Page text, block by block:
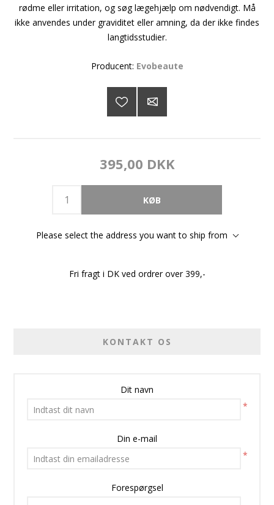
rødme eller irritation, og søg lægehjælp om nødvendigt. Må
ikke anvendes under graviditet eller amning, da der ikke findes
langtidsstudier.
Producent: Evobeaute
395,00 DKK
Please select the address you want to ship from
Fri fragt i DK ved ordrer over 399,-
KONTAKT OS
Dit navn
*
Din e-mail
*
Forespørgsel